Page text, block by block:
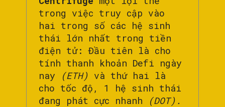
trong việc truy cập vào
hai trong số các hệ sinh
thái lớn nhất trong tiền
điện tử: Đầu tiên là cho
tính thanh khoản Defi ngày
nay
(ETH) và thứ hai là
cho tốc độ, 1 hệ sinh thái
đang phát cực nhanh
(DOT).